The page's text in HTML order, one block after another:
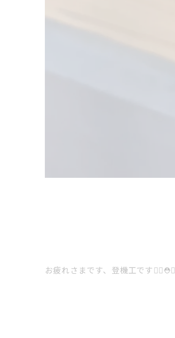
お疲れさまです、登機工です👷‍♂️⛑️✨